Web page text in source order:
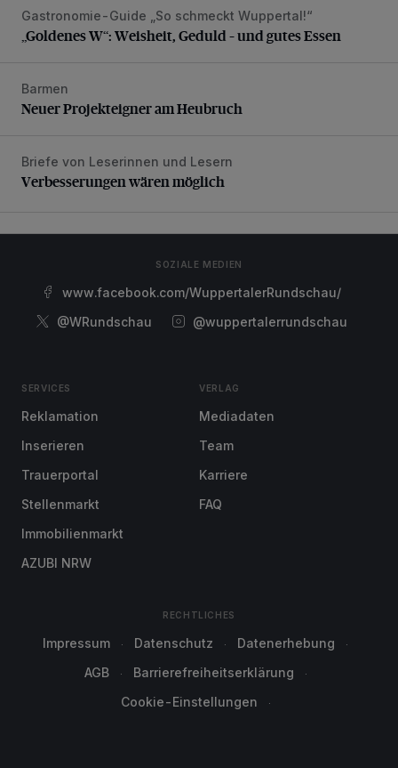
„Goldenes W“: Weisheit, Geduld – und gutes Essen
Gastronomie-Guide „So schmeckt Wuppertal!“
„Goldenes W“: Weisheit, Geduld – und gutes Essen
Neuer Projekteigner am Heubruch
Barmen
Neuer Projekteigner am Heubruch
Verbesserungen wären möglich
Briefe von Leserinnen und Lesern
Verbesserungen wären möglich
SOZIALE MEDIEN
www.facebook.com/WuppertalerRundschau/
@WRundschau
@wuppertalerrundschau
SERVICES
Reklamation
Inserieren
Trauerportal
Stellenmarkt
Immobilienmarkt
AZUBI NRW
VERLAG
Mediadaten
Team
Karriere
FAQ
RECHTLICHES
Impressum Datenschutz
Datenerhebung
AGB
Barrierefreiheitserklärung
Cookie-Einstellungen